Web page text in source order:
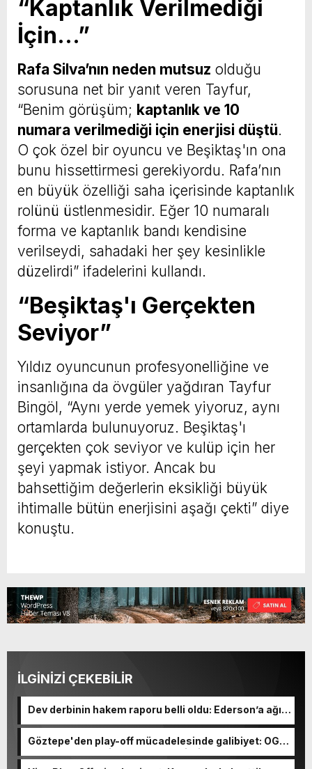
“Kaptanlık Verilmediği
İçin…”
Rafa Silva’nın neden mutsuz olduğu
sorusuna net bir yanıt veren Tayfur,
“Benim görüşüm; kaptanlık ve 10
numara verilmediği için enerjisi düştü.
O çok özel bir oyuncu ve Beşiktaş'ın ona
bunu hissettirmesi gerekiyordu. Rafa’nın
en büyük özelliği saha içerisinde kaptanlık
rolünü üstlenmesidir. Eğer 10 numaralı
forma ve kaptanlık bandı kendisine
verilseydi, sahadaki her şey kesinlikle
düzelirdi” ifadelerini kullandı.
“Beşiktaş'ı Gerçekten
Seviyor”
Yıldız oyuncunun profesyonelliğine ve
insanlığına da övgüler yağdıran Tayfur
Bingöl, “Aynı yerde yemek yiyoruz, aynı
ortamlarda bulunuyoruz. Beşiktaş'ı
gerçekten çok seviyor ve kulüp için her
şeyi yapmak istiyor. Ancak bu
bahsettiğim değerlerin eksikliği büyük
ihtimalle bütün enerjisini aşağı çekti” diye
konuştu.
İLGİNİZİ ÇEKEBİLİR
Dev derbinin hakem raporu belli oldu: Ederson’a ağır
Göztepe'den play-off mücadelesinde galibiyet: OGM
Ormanspor'u evinde 90-92 devirdi